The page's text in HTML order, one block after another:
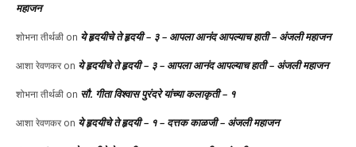
महाजन
शोभना तीर्थळी on ये हृदयीचे ते हृदयी – ३ – आपला आनंद आपल्याच हाती – अंजली महाजन
आशा रेवणकरon ये हृदयीचे ते हृदयी – ३ – आपला आनंद आपल्याच हाती – अंजली महाजन
शोभना तीर्थळी on सौ. गीता विश्वास पुरंदरे यांच्या कलाकृती – १
आशा रेवणकरon ये हृदयीचे ते हृदयी – १ – दत्तक काळजी – अंजली महाजन